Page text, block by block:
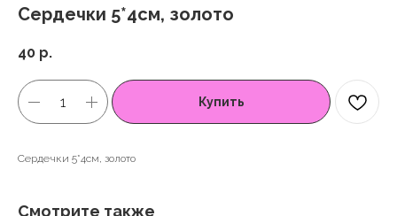
Сердечки 5*4см, золото
40 р.
Купить
Сердечки 5*4см, золото
Смотрите также